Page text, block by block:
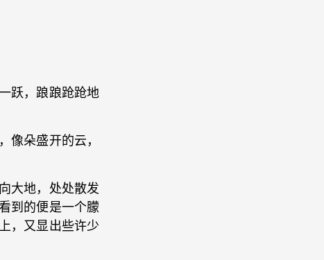
跃，踉踉跄跄地
朵盛开的云，
大地，处处散发
到的便是一个朦
，又显出些许少